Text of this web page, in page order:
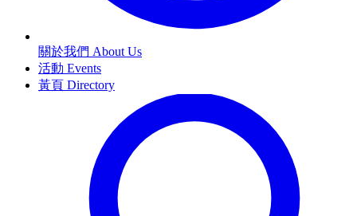
關於我們 About Us
活動 Events
黃頁 Directory